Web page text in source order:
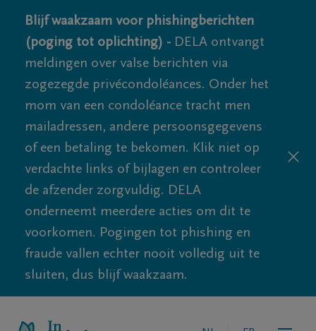
Blijf waakzaam voor phishingberichten
(poging tot oplichting) - DELA ontvangt
meldingen over valse berichten via
zogezegde privécondoléances. Onder het
mom van een condoléance tracht men
mailadressen, andere persoonsgegevens
of een betaling te bekomen. Klik niet op
verdachte links of bijlagen en controleer
de afzender zorgvuldig. DELA
onderneemt meerdere acties om dit te
voorkomen. Pogingen tot phishing en
fraude vallen echter nooit volledig uit te
sluiten, dus blijf waakzaam.